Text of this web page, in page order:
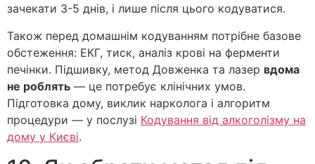
зачекати 3-5 днів, і лише після цього кодуватися.
Також перед домашнім кодуванням потрібне базове
обстеження: ЕКГ, тиск, аналіз крові на ферменти
печінки. Підшивку, метод Довженка та лазер вдома
не роблять — це потребує клінічних умов.
Підготовка дому, виклик нарколога і алгоритм
процедури — у послузі Кодування від алкоголізму на
дому у Києві.